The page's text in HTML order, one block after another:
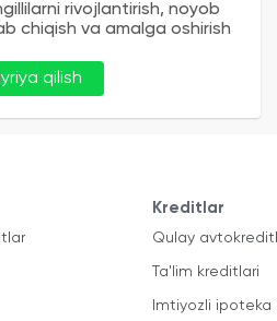
rivojlantirish, noyob
chiqish va amalga oshirish
qilish
Kreditlar
Qulay
Ta'lim kreditlari
Imtiyozli ipoteka